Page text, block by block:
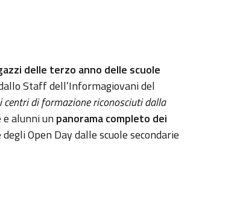
delle terzo anno delle scuole
Staff dell’Informagiovani del
di formazione riconosciuti dalla
alunni un panorama completo dei
Open Day dalle scuole secondarie